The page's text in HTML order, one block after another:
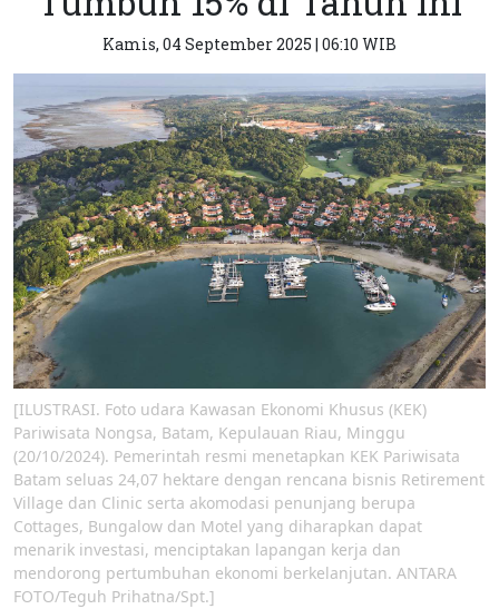
Kamis, 04 September 2025 | 06:10 WIB
[ILUSTRASI. Foto udara Kawasan Ekonomi Khusus (KEK)
Pariwisata Nongsa, Batam, Kepulauan Riau, Minggu
(20/10/2024). Pemerintah resmi menetapkan KEK Pariwisata
Batam seluas 24,07 hektare dengan rencana bisnis Retirement
Village dan Clinic serta akomodasi penunjang berupa
Cottages, Bungalow dan Motel yang diharapkan dapat
menarik investasi, menciptakan lapangan kerja dan
mendorong pertumbuhan ekonomi berkelanjutan. ANTARA
FOTO/Teguh Prihatna/Spt.]